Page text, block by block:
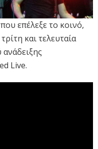
επέλεξε το κοινό,
και τελευταία
Live.